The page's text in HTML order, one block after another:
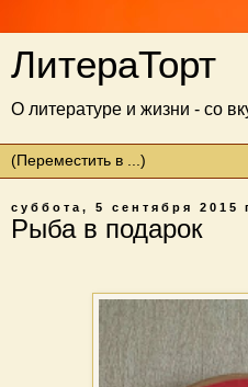
ЛитераТорт
О литературе и жизни - со
суббота, 5 сентября 2015
Рыба в подарок